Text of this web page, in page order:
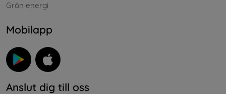
Grön energi
Mobilapp
Anslut dig till oss